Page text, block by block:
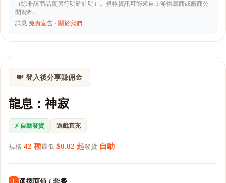
（除非該商品頁另行明確註明）。規格資訊可能來自上游供應商或廠商公
開資料。
詳見 免責宣告 · 關於我們
💸 登入後分享賺佣金
龍息：神寂
⚡ 自動發貨 遊戲直充
規格 42 種最低 $0.82 起發貨 自動
1